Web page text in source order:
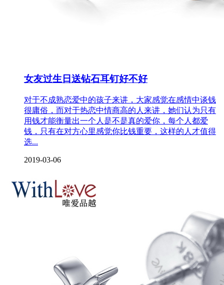
女友过生日送钻石耳钉好不好
对于不成熟恋爱中的孩子来讲，大家感觉在感情中谈钱
很庸俗，而对于热恋中情商高的人来讲，她们认为只有
用钱才能衡量出一个人是不是真的爱你，每个人都爱
钱，只有在对方心里感觉你比钱重要，这样的人才值得
选...
2019-03-06